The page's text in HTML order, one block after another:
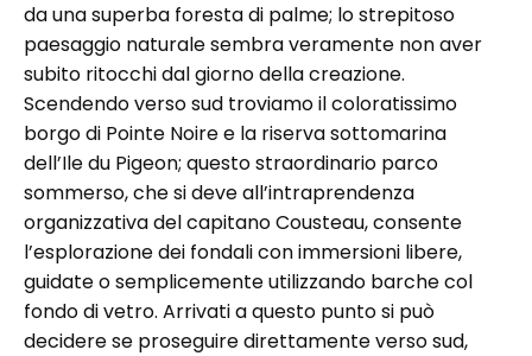
da una superba foresta di palme; lo strepitoso
paesaggio naturale sembra veramente non aver
subito ritocchi dal giorno della creazione.
Scendendo verso sud troviamo il coloratissimo
borgo di Pointe Noire e la riserva sottomarina
dell’Ile du Pigeon; questo straordinario parco
sommerso, che si deve all’intraprendenza
organizzativa del capitano Cousteau, consente
l’esplorazione dei fondali con immersioni libere,
guidate o semplicemente utilizzando barche col
fondo di vetro. Arrivati a questo punto si può
decidere se proseguire direttamente verso sud,